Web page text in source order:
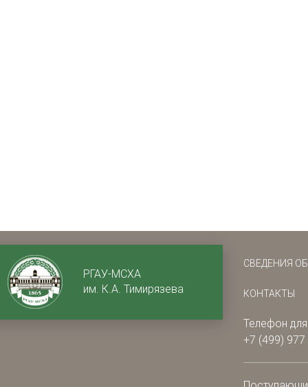
РГАУ-МСХА
им. К.А. Тимирязева
СВЕДЕНИЯ
КОНТАКТЫ
Телефон
+7 (499) 977